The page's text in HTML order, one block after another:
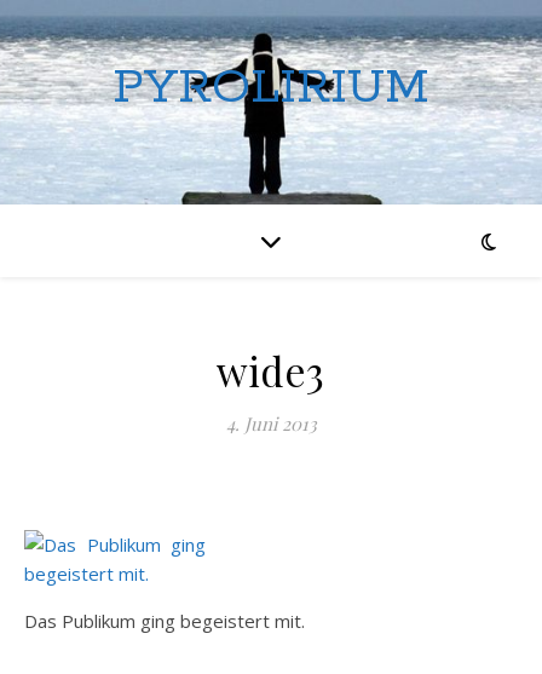
PYROLIRIUM
wide3
4. Juni 2013
Das Publikum ging begeistert mit.